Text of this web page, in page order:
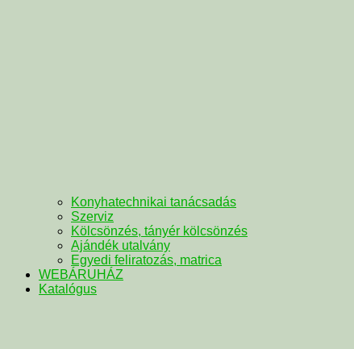
Konyhatechnikai tanácsadás
Szerviz
Kölcsönzés, tányér kölcsönzés
Ajándék utalvány
Egyedi feliratozás, matrica
WEBÁRUHÁZ
Katalógus